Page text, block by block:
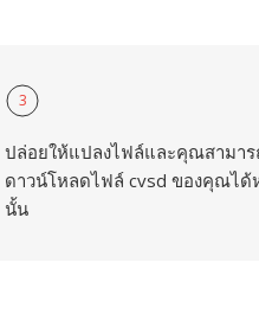
3
ปล่อยให้แปลงไฟล์และคุณสามาร
ดาวน์โหลดไฟล์ cvsd ของคุณได้
นั้น